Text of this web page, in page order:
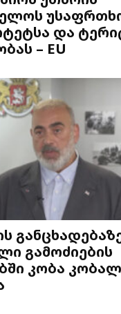
და
– EU
გამოძიების
კობა